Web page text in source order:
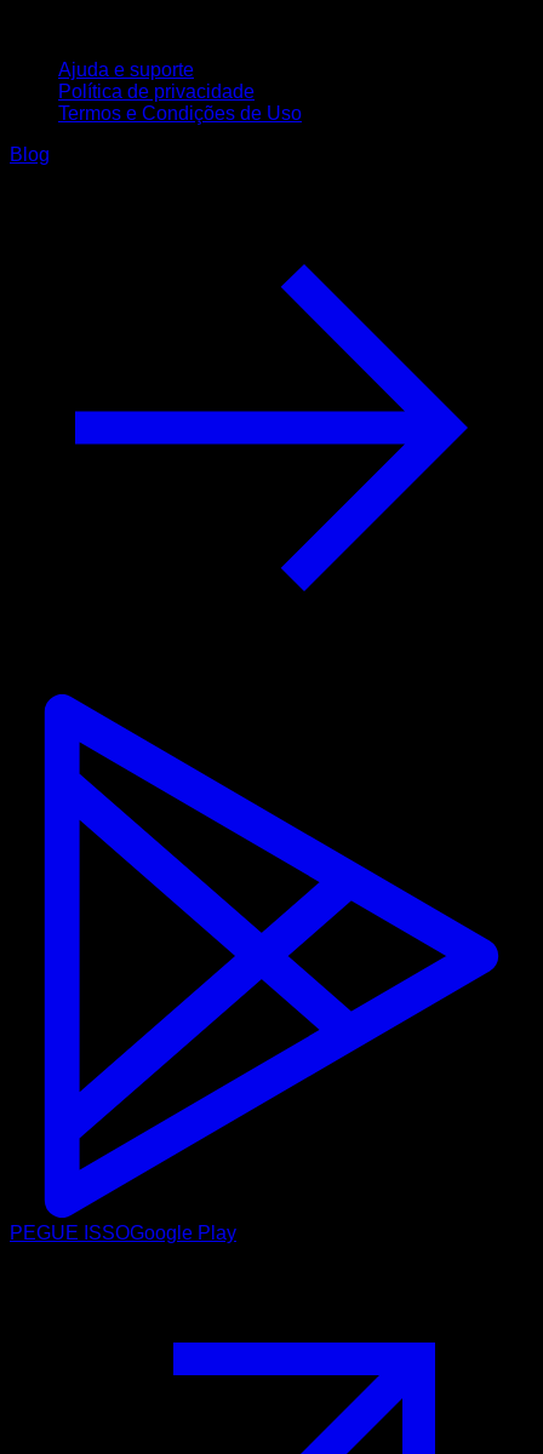
Ajuda e suporte
Política de privacidade
Termos e Condições de Uso
Blog
PEGUE ISSOGoogle Play